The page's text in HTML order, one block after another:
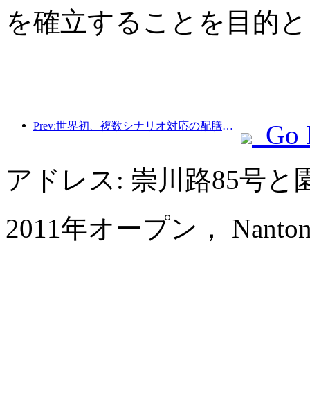
を確立することを目的
Prev:世界初、複数シナリオ対応の配膳サービスに特化したヒューマノイドロボットが公開
Go
アドレス: 崇川路85号と
2011年オープン，